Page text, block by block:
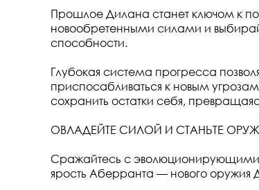
Прошлое Дилана станет ключом к
новообретенными силами и
способности.
Глубокая система прогресса
приспосабливаться к новым
сохранить остатки себя,
ОВЛАДЕЙТЕ СИЛОЙ И СТАНЬТЕ
Сражайтесь с эволюционирующими
ярость Аберранта — нового